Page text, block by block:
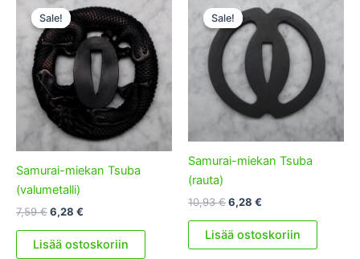
Sale!
Sale!
Samurai-miekan Tsuba
(valumetalli)
7,59€Alkuperäinen
oli:
7,59 €.
6,28 €
on:
6,28 €.
Lisää ostoskoriin
Sale!
Sale!
Samurai-miekan Tsuba
(rauta)
10,93€Alkuperäinen
oli:
10,93 €.
6,28 €
on:
6,28 €.
Lisää ostoskoriin